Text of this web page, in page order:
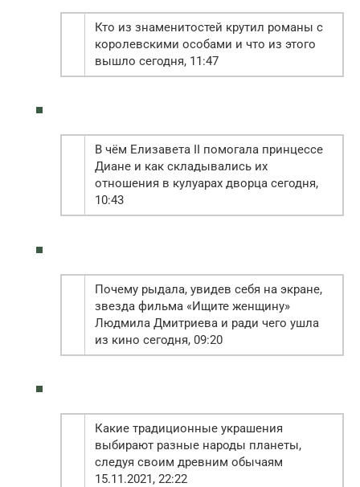
Кто из знаменитостей крутил романы с
королевскими особами и что из этого
вышло сегодня, 11:47
В чём Елизавета II помогала принцессе
Диане и как складывались их
отношения в кулуарах дворца сегодня,
10:43
Почему рыдала, увидев себя на экране,
звезда фильма «Ищите женщину»
Людмила Дмитриева и ради чего ушла
из кино сегодня, 09:20
Какие традиционные украшения
выбирают разные народы планеты,
следуя своим древним обычаям
15.11.2021, 22:22